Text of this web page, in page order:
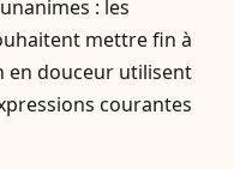
: les
mettre fin à
en douceur utilisent
courantes